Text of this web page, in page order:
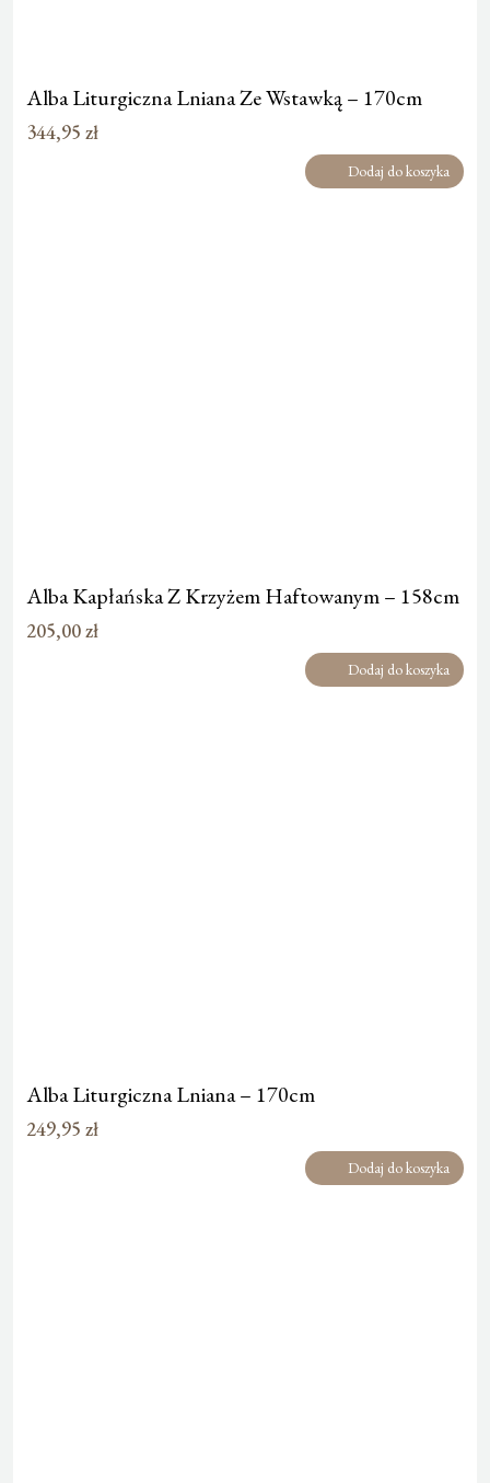
Alba Liturgiczna Lniana Ze Wstawką – 170cm
344,95 zł
Dodaj do koszyka
Alba Kapłańska Z Krzyżem Haftowanym – 158cm
205,00zł
Dodaj do koszyka
Alba Liturgiczna Lniana – 170cm
249,95 zł
Dodaj do koszyka